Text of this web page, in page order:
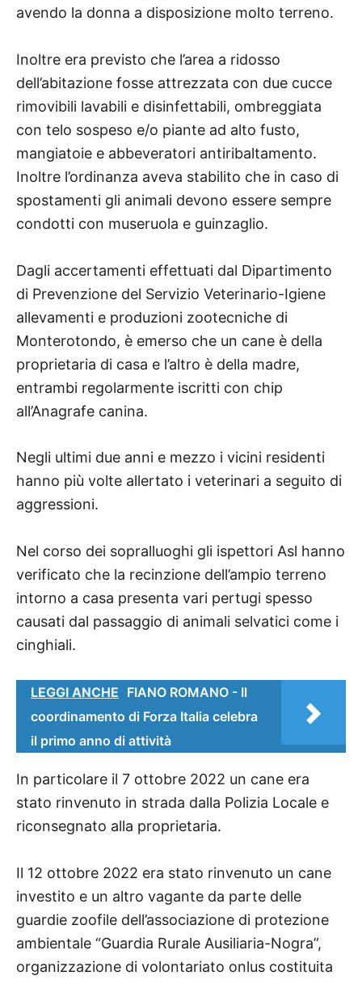
avendo la donna a disposizione molto terreno.
Inoltre era previsto che l’area a ridosso
dell’abitazione fosse attrezzata con due cucce
rimovibili lavabili e disinfettabili, ombreggiata
con telo sospeso e/o piante ad alto fusto,
mangiatoie e abbeveratori antiribaltamento.
Inoltre l’ordinanza aveva stabilito che in caso di
spostamenti gli animali devono essere sempre
condotti con museruola e guinzaglio.
Dagli accertamenti effettuati dal Dipartimento
di Prevenzione del Servizio Veterinario-Igiene
allevamenti e produzioni zootecniche di
Monterotondo, è emerso che un cane è della
proprietaria di casa e l’altro è della madre,
entrambi regolarmente iscritti con chip
all’Anagrafe canina.
Negli ultimi due anni e mezzo i vicini residenti
hanno più volte allertato i veterinari a seguito di
aggressioni.
Nel corso dei sopralluoghi gli ispettori Asl hanno
verificato che la recinzione dell’ampio terreno
intorno a casa presenta vari pertugi spesso
causati dal passaggio di animali selvatici come i
cinghiali.
LEGGI ANCHE FIANO ROMANO - Il
coordinamento di Forza Italia celebra
il primo anno di attività
In particolare il 7 ottobre 2022 un cane era
stato rinvenuto in strada dalla Polizia Locale e
riconsegnato alla proprietaria.
Il 12 ottobre 2022 era stato rinvenuto un cane
investito e un altro vagante da parte delle
guardie zoofile dell’associazione di protezione
ambientale “Guardia Rurale Ausiliaria-Nogra”,
organizzazione di volontariato onlus costituita